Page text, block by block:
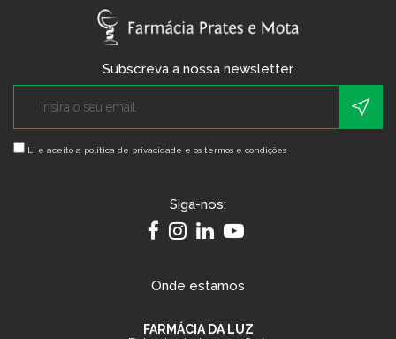
Subscreva a nossa newsletter
Li e aceito a política de privacidade e os termos e condições
Siga-nos:
Onde estamos
FARMÁCIA DA LUZ